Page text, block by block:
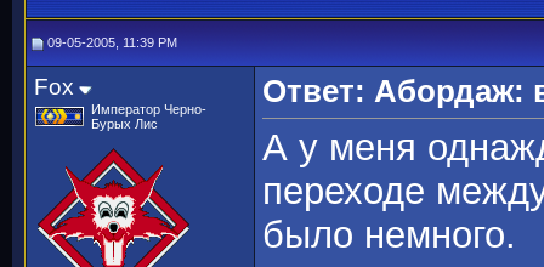
09-05-2005, 11:39 PM
Fox
Император Черно-
Бурых Лис
Ответ: Абордаж:
А у меня
переходе
было немного.